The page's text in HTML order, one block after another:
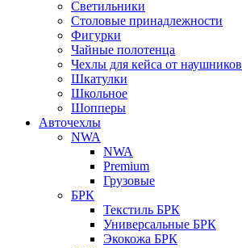
Светильники
Столовые принадлежности
Фигурки
Чайные полотенца
Чехлы для кейса от наушников
Шкатулки
Школьное
Шопперы
Авточехлы
NWA
NWA
Premium
Грузовые
БРК
Текстиль БРК
Универсальные БРК
Экокожа БРК